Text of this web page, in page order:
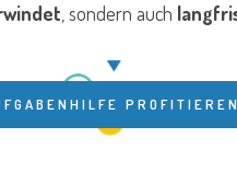
, sondern auch
PROFITIEREN